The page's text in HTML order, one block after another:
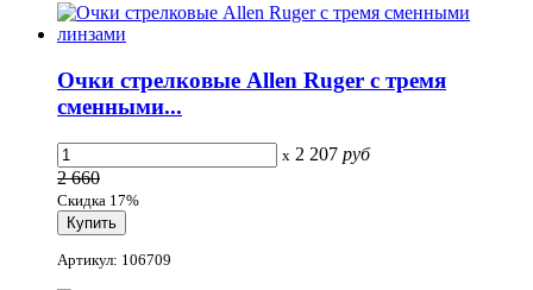
Очки стрелковые Allen Ruger с тремя
сменными...
x 2 207 руб
2 660
Скидка 17%
Артикул: 106709